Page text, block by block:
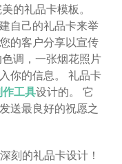
的礼品卡模板。
自己的礼品卡来举
的客户分享以宣传
调，一张烟花照片
你的信息。 礼品卡
工具设计的。 它
送最良好的祝愿之
刻的礼品卡设计！